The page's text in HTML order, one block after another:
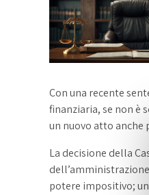
Con una recente
finanziaria, se non è
un nuovo atto anche
La decisione della
potere impositivo;